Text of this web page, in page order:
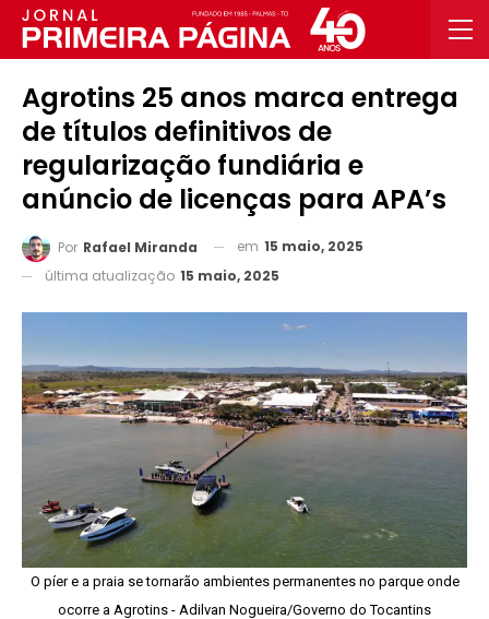
Agrotins 25 anos marca entrega
de títulos definitivos de
regularização fundiária e
anúncio de licenças para APA’s
Por Rafael Miranda em 15 maio, 2025
última atualização 15 maio, 2025
O píer e a praia se tornarão ambientes permanentes no parque onde
ocorre a Agrotins - Adilvan Nogueira/Governo do Tocantins